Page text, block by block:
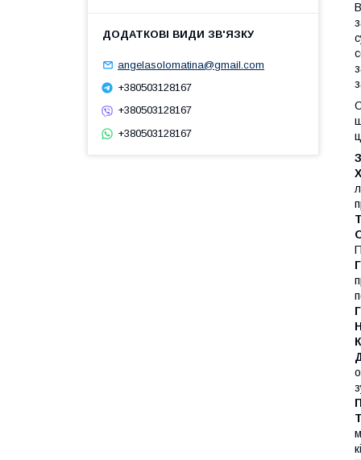
angelasolomatina@gmail.com
+380503128167
+380503128167
+380503128167